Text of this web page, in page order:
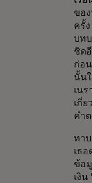
ขอ
ครั้
บท
ชิด
ก่อ
นั้น
เนร
เกี่
คำ
ทาบ
เธ
ข้อ
เงิ